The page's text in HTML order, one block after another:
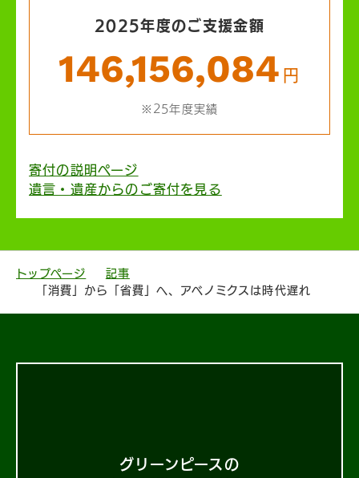
2025年度のご支援金額
146,156,084 円
※25年度実績
寄付の説明ページ
遺言・遺産からのご寄付を見る
トップページ
記事
「消費」から「省費」へ、アベノミクスは時代遅れ
グリーンピースの